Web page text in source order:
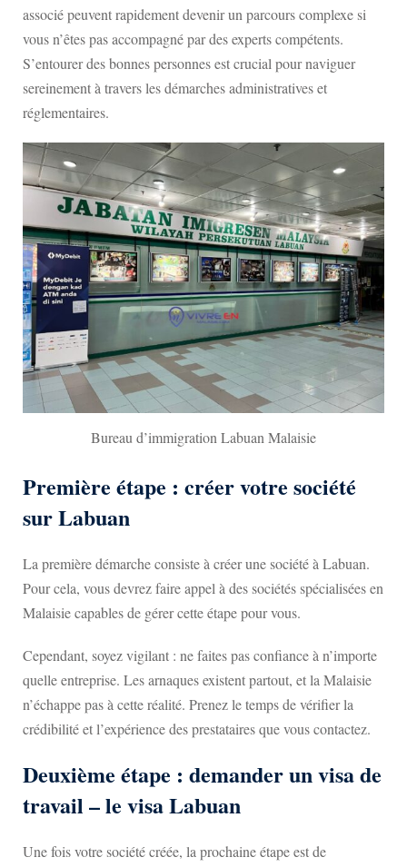
associé peuvent rapidement devenir un parcours complexe si
vous n’êtes pas accompagné par des experts compétents.
S’entourer des bonnes personnes est crucial pour naviguer
sereinement à travers les démarches administratives et
réglementaires.
Bureau d’immigration Labuan Malaisie
Première étape : créer votre société
sur Labuan
La première démarche consiste à créer une société à Labuan.
Pour cela, vous devrez faire appel à des sociétés spécialisées en
Malaisie capables de gérer cette étape pour vous.
Cependant, soyez vigilant : ne faites pas confiance à n’importe
quelle entreprise. Les arnaques existent partout, et la Malaisie
n’échappe pas à cette réalité. Prenez le temps de vérifier la
crédibilité et l’expérience des prestataires que vous contactez.
Deuxième étape : demander un visa de
travail – le visa Labuan
Une fois votre société créée, la prochaine étape est de